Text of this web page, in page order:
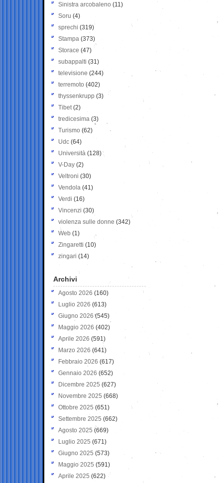
Sinistra arcobaleno (11)
Soru (4)
sprechi (319)
Stampa (373)
Storace (47)
subappalti (31)
televisione(244)
terremoto (402)
thyssenkrupp (3)
Tibet(2)
tredicesima (3)
Turismo (62)
Udc (64)
Università (128)
V-Day (2)
Veltroni (30)
Vendola (41)
Verdi (16)
Vincenzi (30)
violenza sulle donne (342)
Web (1)
Zingaretti (10)
zingari (14)
Archivi
Agosto 2026 (160)
Luglio 2026 (613)
Giugno 2026 (545)
Maggio 2026 (402)
Aprile 2026 (591)
Marzo 2026 (641)
Febbraio 2026 (617)
Gennaio 2026 (652)
Dicembre 2025 (627)
Novembre 2025 (668)
Ottobre 2025 (651)
Settembre 2025 (662)
Agosto 2025 (669)
Luglio 2025 (671)
Giugno 2025 (573)
Maggio 2025 (591)
Aprile 2025 (622)